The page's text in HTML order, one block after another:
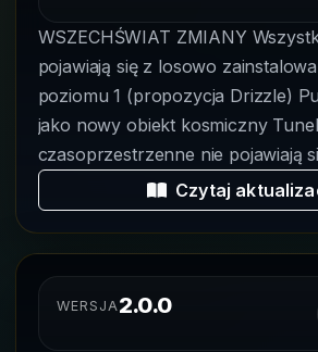
WSZECHŚWIAT ZMIANY
pojawiają się z losowo
poziomu 1 (propozycja Drizzle)
jako nowy obiekt kosmiczny
czasoprzestrzenne nie pojawiają
Czytaj
WERSJA 2.0.0